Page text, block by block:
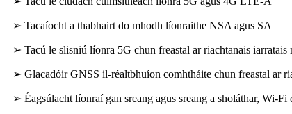
➢ Tacaíocht a thabhairt do mhodh líonraithe NSA agus SA
➢ Tacú le slisniú líonra 5G chun freastal ar riachtanais iarratais
➢ Glacadóir GNSS il-réaltbhuíon comhtháite chun freastal ar
➢ Éagsúlacht líonraí gan sreang agus sreang a sholáthar, Wi-